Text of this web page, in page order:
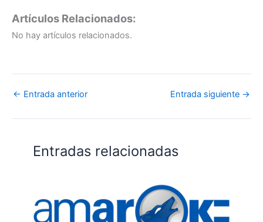
Artículos Relacionados:
No hay artículos relacionados.
← Entrada anterior Entrada siguiente →
Entradas relacionadas